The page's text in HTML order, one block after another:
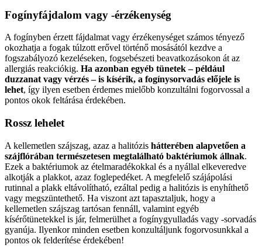
Fogínyfájdalom vagy -érzékenység
A fogínyben érzett fájdalmat vagy érzékenységet számos tényező
okozhatja a fogak túlzott erővel történő mosásától kezdve a
fogszabályozó kezeléseken, fogsebészeti beavatkozásokon át az
allergiás reakciókig. Ha azonban egyéb tünetek – például
duzzanat vagy vérzés – is kísérik, a fogínysorvadás előjele is
lehet, így ilyen esetben érdemes mielőbb konzultálni fogorvossal a
pontos okok feltárása érdekében.
Rossz lehelet
A kellemetlen szájszag, azaz a halitózis hátterében alapvetően a
szájflórában természetesen megtalálható baktériumok állnak.
Ezek a baktériumok az ételmaradékokkal és a nyállal elkeveredve
alkotják a plakkot, azaz foglepedéket. A megfelelő szájápolási
rutinnal a plakk eltávolítható, ezáltal pedig a halitózis is enyhíthető
vagy megszüntethető. Ha viszont azt tapasztaljuk, hogy a
kellemetlen szájszag tartósan fennáll, valamint egyéb
kísérőtünetekkel is jár, felmerülhet a fogínygyulladás vagy -sorvadás
gyanúja. Ilyenkor minden esetben konzultáljunk fogorvosunkkal a
pontos ok felderítése érdekében!